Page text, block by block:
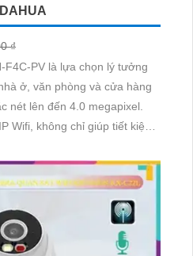
₫
F4C-PV là lựa chọn lý tưởng
ở, văn phòng và cửa hàng
nét lên đến 4.0 megapixel.
Wifi, không chỉ giúp tiết kiệm